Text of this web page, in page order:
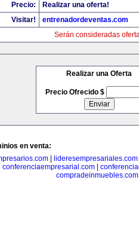
Precio:
Realizar una oferta!
Visitar!
entrenadordeventas.com
Serán consideradas
Realizar una Oferta
Precio Ofrecido $
en venta:
lideresempresariales.com
conferenciaempresarial.com
compradeinmuebles.com